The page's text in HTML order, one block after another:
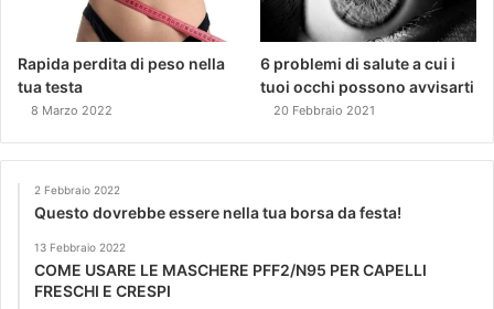
Rapida perdita di peso nella
tua testa
8 Marzo 2022
6 problemi di salute a cui i
tuoi occhi possono avvisarti
20 Febbraio 2021
2 Febbraio 2022
Questo dovrebbe essere nella tua borsa da festa!
13 Febbraio 2022
COME USARE LE MASCHERE PFF2/N95 PER CAPELLI
FRESCHI E CRESPI